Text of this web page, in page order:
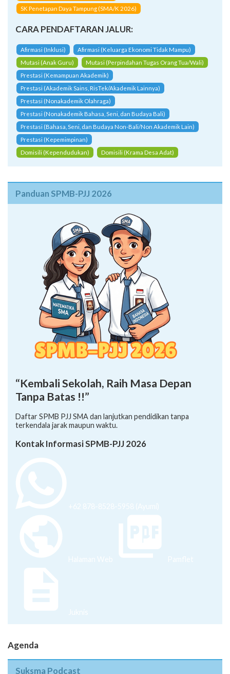
SK Penetapan Daya Tampung (SMA/K 2026)
CARA PENDAFTARAN JALUR:
Afirmasi (Inklusi)
Afirmasi (Keluarga Ekonomi Tidak Mampu)
Mutasi (Anak Guru)
Mutasi (Perpindahan Tugas Orang Tua/Wali)
Prestasi (Kemampuan Akademik)
Prestasi (Akademik Sains, RisTek/Akademik Lainnya)
Prestasi (Nonakademik Olahraga)
Prestasi (Nonakademik Bahasa, Seni, dan Budaya Bali)
Prestasi (Bahasa, Seni, dan Budaya Non-Bali/Non Akademik Lain)
Prestasi (Kepemimpinan)
Domisili (Kependudukan)
Domisili (Krama Desa Adat)
Panduan SPMB-PJJ 2026
“Kembali Sekolah, Raih Masa Depan
Tanpa Batas !!”
Daftar SPMB PJJ SMA dan lanjutkan pendidikan tanpa
terkendala jarak maupun waktu.
Kontak Informasi SPMB-PJJ 2026
+62 878-8528-5958 (Ayumi)
Halaman Web Pamflet
Juknis
Agenda
Suksma Podcast